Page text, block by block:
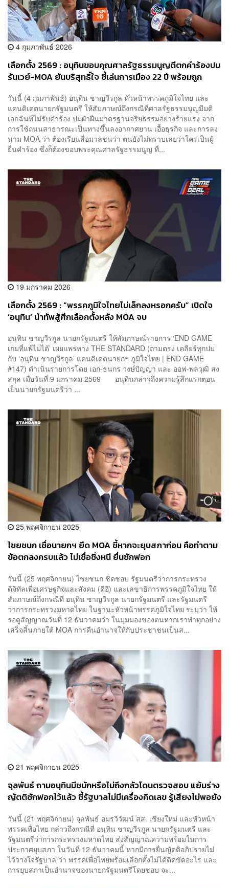
4 กุมภาพันธ์ 2026
เลือกตั้ง 2569 : อนุทินขอบคุณศาลรัฐธรรมนูญตีตกคำร้องปม
รันเวย์-MOA ยันบริสุทธิ์ใจ ชี้เล่นการเมือง 22 ปี พร้อมถูก
วันนี้ (4 กุมภาพันธ์) อนุทิน ชาญวีรกูล หัวหน้าพรรคภูมิใจไทย และ
แคนดิเดตนายกรัฐมนตรี ให้สัมภาษณ์ถึงกรณีที่ศาลรัฐธรรมนูญมีมติ
เอกฉันท์ไม่รับคำร้อง ปมฝ่าฝืนมาตรฐานจริยธรรมอย่างร้ายแรง จาก
การใช้ถนนสาธารณะเป็นทางขึ้นลงอากาศยาน เอื้อธุรกิจ และการลง
นาม MOA ว่า ต้องเรียนสื่อมวลชนว่า ตนยังไม่ทราบเลยว่าใครเป็นผู้
ยื่นคำร้อง ซึ่งก็ต้องขอบพระคุณศาลรัฐธรรมนูญ ที่...
19 มกราคม 2026
เลือกตั้ง 2569 : “พรรคภูมิใจไทยไม่เล็กลงหรอกครับ” เปิดใจ
‘อนุทิน’ นำทัพสู้ศึกเลือกตั้งหลัง MOA จบ
อนุทิน ชาญวีรกูล นายกรัฐมนตรี ให้สัมภาษณ์รายการ ‘END GAME
เกมที่แพ้ไม่ได้’ เผยแพร่ทาง THE STANDARD (ถามตรง เคลียร์ทุกปม
กับ ‘อนุทิน ชาญวีรกูล’ แคนดิเดตนายกฯ ภูมิใจไทย | END GAME
#147) ดำเนินรายการโดย เอก-ธนกร วงษ์ปัญญา และ ออฟ-พลวุฒิ สง
สกุล เมื่อวันที่ 9 มกราคม 2569 อนุทินกล่าวถึงความรู้สึกแรกตอน
เป็นนายกรัฐมนตรีว่า ...
25 พฤศจิกายน 2025
​ไชยชนก เชื่อนายกฯ ยึด MOA ชี้หากจะยุบสภาก่อน คือทำตาม
ข้อตกลงครบแล้ว ไม่เชื่อชิ่งหนี ยื่นซักฟอก
วันนี้ (25 พฤศจิกายน) ไชยชนก ชิดชอบ รัฐมนตรีว่าการกระทรวง
ดิจิทัลเพื่อเศรษฐกิจและสังคม (ดีอี) และเลขาธิการพรรคภูมิใจไทย ให้
สัมภาษณ์ถึงกรณีที่ อนุทิน ชาญวีรกูล นายกรัฐมนตรี และรัฐมนตรี
ว่าการกระทรวงมหาดไทย ในฐานะหัวหน้าพรรคภูมิใจไทย ระบุว่า ให้
รอดูสัญญาณวันที่ 12 ธันวาคมว่า ในมุมมองของตนหากเราทำทุกอย่าง
เสร็จสิ้นภายใต้ MOA การคืนอำนาจให้กับประชาชนเป็นส...
21 พฤศจิกายน 2025
จุลพันธ์ ถามอนุทินมีชนักหรือไม่ถึงกลัวโดนตรวจสอบ แย้มร่าง
ญัตติซักฟอกไว้แล้ว ชี้รัฐบาลไม่มีเครื่องคิดเลข รู้เสียงไม่พอยัง
วันนี้ (21 พฤศจิกายน) จุลพันธ์ อมรวิวัฒน์ สส. เชียงใหม่ และหัวหน้า
พรรคเพื่อไทย กล่าวถึงกรณีที่ อนุทิน ชาญวีรกูล นายกรัฐมนตรี และ
รัฐมนตรีว่าการกระทรวงมหาดไทย ส่งสัญญาณความพร้อมในการ
ประกาศยุบสภา ในวันที่ 12 ธันวาคมนี้ หากมีการยื่นญัตติอภิปรายไม่
ไว้วางใจรัฐบาล ว่า พรรคเพื่อไทยพร้อมเลือกตั้งไม่ได้ติดขัดอะไร และ
การยุบสภาเป็นอำนาจของนายกรัฐมนตรีโดยชอบ จะ...